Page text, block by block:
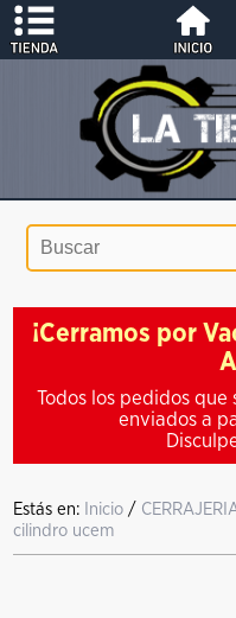
¡Cerramos por
Todos los pedidos que
enviados a
Estás en: Inicio /
cilindro ucem